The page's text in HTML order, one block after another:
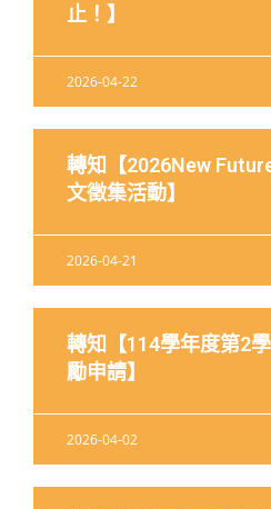
止！】
2026-04-22
轉知【2026New
文徵集活動】
2026-04-21
轉知【114學年度第2
勵申請】
2026-04-02